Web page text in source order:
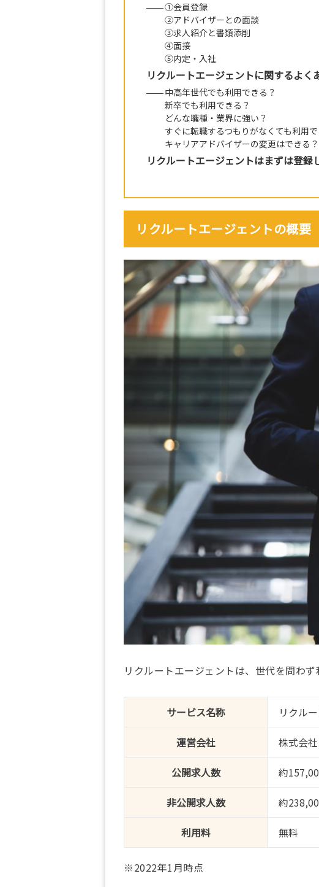
①会員登録
②アドバイザーとの面談
③求人紹介と書類添削
④面接
⑤内定・入社
リクルートエージェントに関するよく
中高年世代でも利用できる？
新卒でも利用できる？
どんな職種・業界に強い？
すぐに転職するつもりがなくても利用で
キャリアアドバイザーの変更はできる？
リクルートエージェントはまずは登
リクルートエージェントの概要
リクルートエージェントは、世代を問わ
サービス名称 リクル
運営会社 株式会
公開求人数 約
非公開求人数 約
利用料 無料
※2022年1月時点